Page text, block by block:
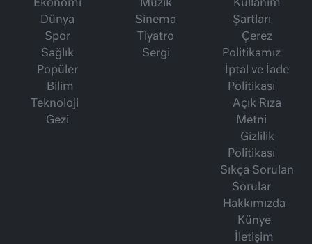
Ekonomi
Dünya
Spor
Sağlık
Popüler
Bilim
Teknoloji
Gezi
Müzik
Sinema
Tiyatro
Sergi
Kullanım
Şartları
Çerez
Politikamız
İptal ve İade
Politikası
Açık Rıza
Metni
Gizlilik
Politikası
Sıkça Sorulan
Sorular
Hakkımızda
Künye
İletişim